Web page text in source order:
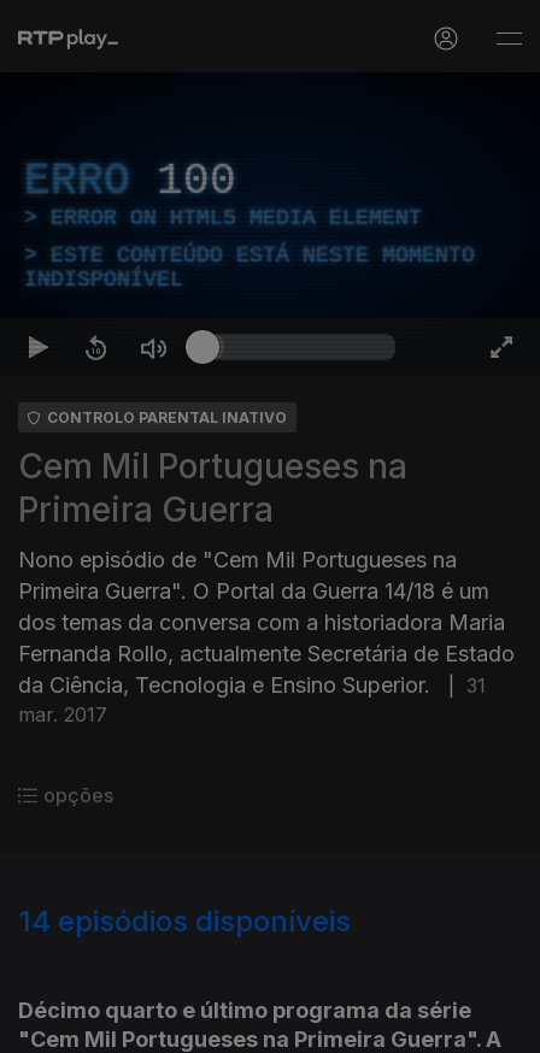
ERRO 100
ERROR ON HTML5 MEDIA ELEMENT
ESTE CONTEÚDO ESTÁ NESTE MOMENTO
INDISPONÍVEL
CONTROLO PARENTAL INATIVO
Cem Mil Portugueses na
Primeira Guerra
Nono episódio de "Cem Mil Portugueses na
Primeira Guerra". O Portal da Guerra 14/18 é um
dos temas da conversa com a historiadora Maria
Fernanda Rollo, actualmente Secretária de Estado
da Ciência, Tecnologia e Ensino Superior.
31
mar. 2017
opções
14 episódios disponíveis
Décimo quarto e último programa da série
"Cem Mil Portugueses na Primeira Guerra". A